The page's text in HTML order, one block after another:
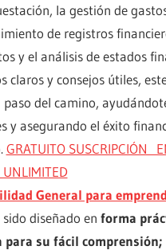
la gestión de
de registros
y el análisis de estados
claros y consejos útiles,
paso del camino,
y asegurando el éxito
GRATUITO SUSCRIPCIÓN
UNLIMITED
General para
diseñado en forma
para su fácil comprensión;